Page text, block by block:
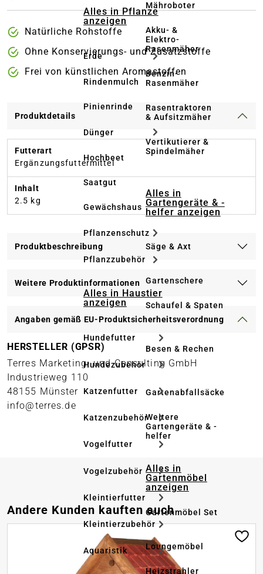
Alles in Pflanze
anzeigen
Erde
Rindenmulch
Pinienrinde
Dünger
Hochbeet
Saatgut
Gewächshaus
Pflanzenschutz
Pflanzzubehör
Alles in Haustier
anzeigen
Hundefutter
Hundezubehör
Katzenfutter
Katzenzubehör
Vogelfutter
Vogelzubehör
Kleintierfutter
Kleintierzubehör
Aquaristik
Mähroboter
Akku- &
Elektro-
Rasenmäher
Benzin-
Rasenmäher
Rasentraktoren
& Aufsitzmäher
Vertikutierer &
Spindelmäher
Alles in
Gartengeräte & -
helfer anzeigen
Säge & Axt
Gartenschere
Schaufel & Spaten
Besen & Rechen
Gartenabfallsäcke
Weitere
Gartengeräte & -
helfer
Alles in
Gartenmöbel
anzeigen
Gartenmöbel Set
Loungemöbel
Heizstrahler
Natürliche Rohstoffe
Ohne Konservierungs- und Zusatzstoffe
Frei von künstlichen Aromastoffen
Produktdetails
Futterart
Ergänzungsfuttermittel
Inhalt
2.5 kg
Produktbeschreibung
Weitere Produktinformationen
Angaben gemäß EU-Produktsicherheitsverordnung
HERSTELLER (GPSR)
Terres Marketing- und Consulting GmbH
Industrieweg 110
48155 Münster
info@terres.de
Produktgalerie überspringen
Andere Kunden kauften auch